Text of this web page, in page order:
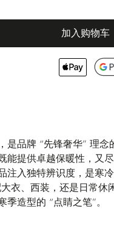
加入购物车
是品牌 “先锋奢华” 理
能提供卓越保暖性，又
注入独特辨识度，是寒
衣、西装，还是日常休
造型的 “点睛之笔”。